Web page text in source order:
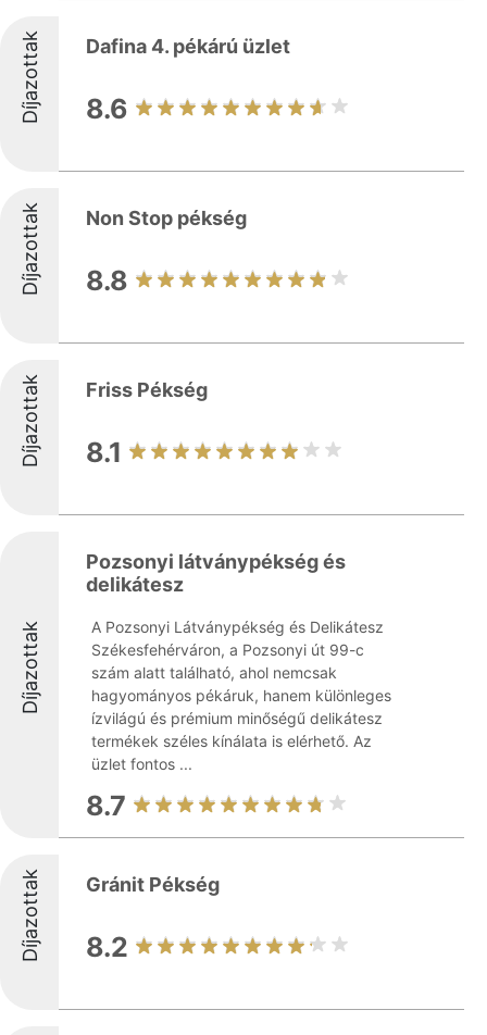
Díjazottak Dafina 4. pékárú üzlet
8.6
Díjazottak Non Stop pékség
8.8
Díjazottak Friss Pékség
8.1
Díjazottak
Pozsonyi látványpékség és
delikátesz
A Pozsonyi Látványpékség és Delikátesz
Székesfehérváron, a Pozsonyi út 99-c
szám alatt található, ahol nemcsak
hagyományos pékáruk, hanem különleges
ízvilágú és prémium minőségű delikátesz
termékek széles kínálata is elérhető. Az
üzlet fontos ...
8.7
Díjazottak Gránit Pékség
8.2